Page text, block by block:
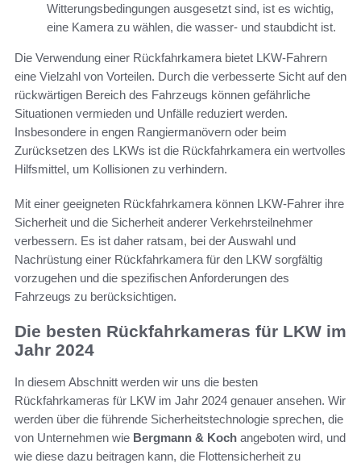
Witterungsbedingungen ausgesetzt sind, ist es wichtig,
eine Kamera zu wählen, die wasser- und staubdicht ist.
Die Verwendung einer Rückfahrkamera bietet LKW-Fahrern
eine Vielzahl von Vorteilen. Durch die verbesserte Sicht auf den
rückwärtigen Bereich des Fahrzeugs können gefährliche
Situationen vermieden und Unfälle reduziert werden.
Insbesondere in engen Rangiermanövern oder beim
Zurücksetzen des LKWs ist die Rückfahrkamera ein wertvolles
Hilfsmittel, um Kollisionen zu verhindern.
Mit einer geeigneten Rückfahrkamera können LKW-Fahrer ihre
Sicherheit und die Sicherheit anderer Verkehrsteilnehmer
verbessern. Es ist daher ratsam, bei der Auswahl und
Nachrüstung einer Rückfahrkamera für den LKW sorgfältig
vorzugehen und die spezifischen Anforderungen des
Fahrzeugs zu berücksichtigen.
Die besten Rückfahrkameras für LKW im
Jahr 2024
In diesem Abschnitt werden wir uns die besten
Rückfahrkameras für LKW im Jahr 2024 genauer ansehen. Wir
werden über die führende Sicherheitstechnologie sprechen, die
von Unternehmen wie Bergmann & Koch angeboten wird, und
wie diese dazu beitragen kann, die Flottensicherheit zu